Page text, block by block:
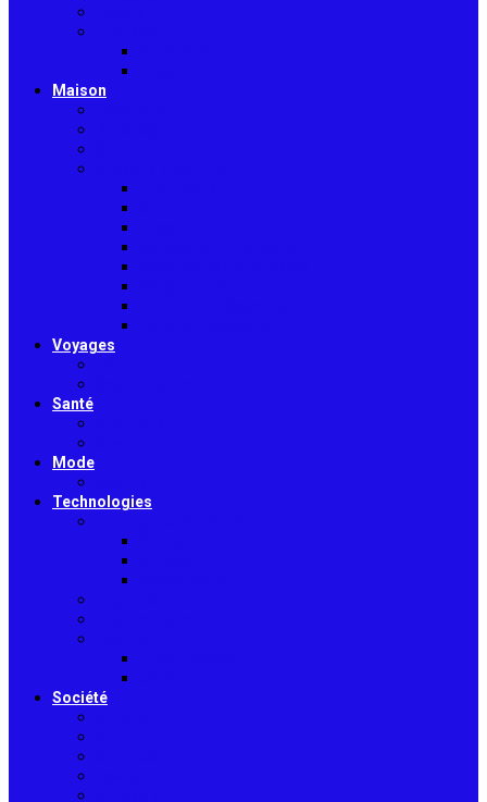
Maison
Voyages
Santé
Mode
Technologies
Société